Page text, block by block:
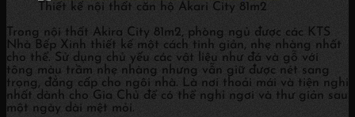
Thiết kế nội thất căn hộ Akari City 81m2
Trong nội thất Akira City 81m2, phòng ngủ được các KTS
Nhà Bếp Xinh thiết kế một cách tinh giản, nhẹ nhàng nhất
cho thể. Sử dụng chủ yếu các vật liệu như đá và gỗ với
tông màu trầm nhẹ nhàng nhưng vẫn giữ được nét sang
trọng, đẳng cấp cho ngôi nhà. Là nơi thoải mái và tiện nghi
nhất dành cho Gia Chủ để có thể nghỉ ngơi và thư giản sau
một ngày dài mệt mỏi.